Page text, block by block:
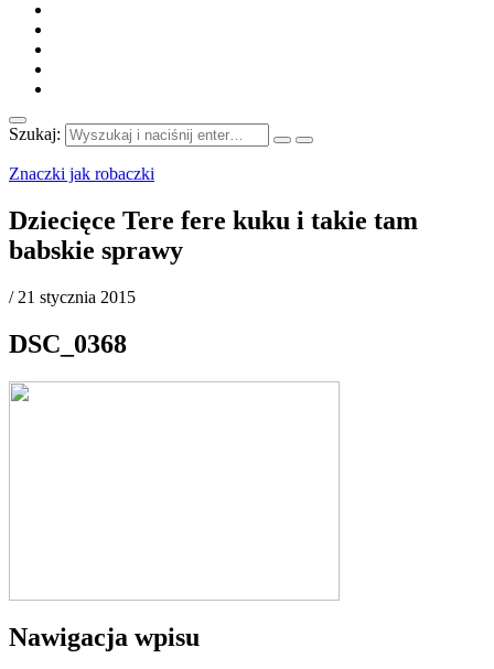
Szukaj:
Znaczki jak robaczki
Dziecięce Tere fere kuku i takie tam
babskie sprawy
/ 21 stycznia 2015
DSC_0368
Nawigacja wpisu